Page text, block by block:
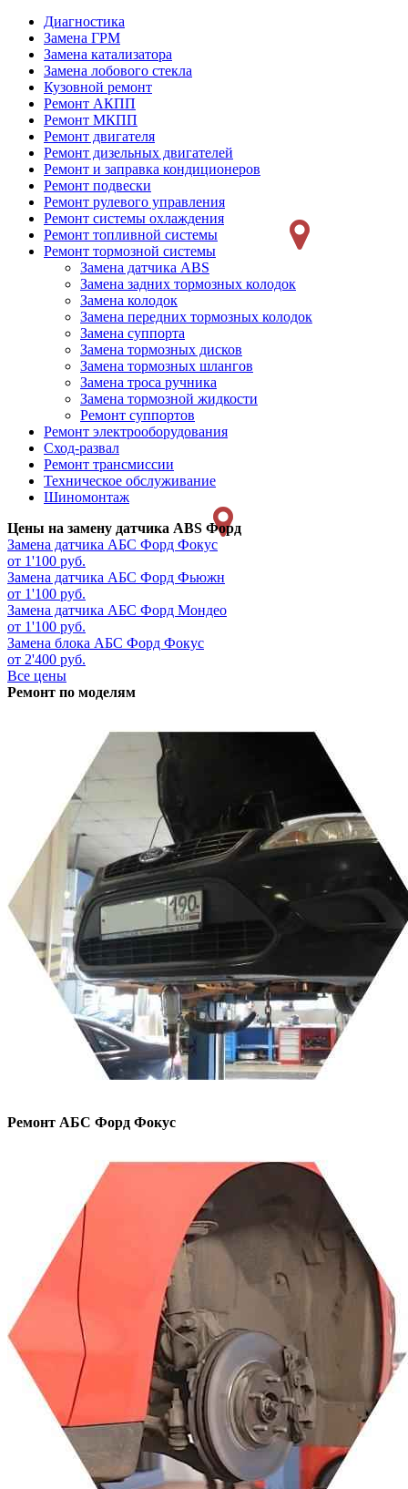
Меню
Ремонт
слева
Диагностика
Замена ГРМ
Замена катализатора
Замена лобового стекла
Кузовной ремонт
Ремонт АКПП
Ремонт МКПП
Ремонт двигателя
Ремонт дизельных двигателей
Ремонт и заправка кондиционеров
Ремонт подвески
Ремонт рулевого управления
Ремонт системы охлаждения
Ремонт топливной системы
Ремонт тормозной системы
Замена датчика ABS
Замена задних тормозных колодок
Замена колодок
Замена передних тормозных колодок
Замена суппорта
Замена тормозных дисков
Замена тормозных шлангов
Замена троса ручника
Замена тормозной жидкости
Ремонт суппортов
Ремонт электрооборудования
Сход-развал
Ремонт трансмиссии
Техническое обслуживание
Шиномонтаж
Цены на замену датчика ABS Форд
Замена датчика АБС Форд Фокус
от 1'100 руб.
Замена датчика АБС Форд Фьюжн
от 1'100 руб.
Замена датчика АБС Форд Мондео
от 1'100 руб.
Замена блока АБС Форд Фокус
от 2'400 руб.
Все цены
Ремонт по моделям
Ремонт АБС Форд Фокус